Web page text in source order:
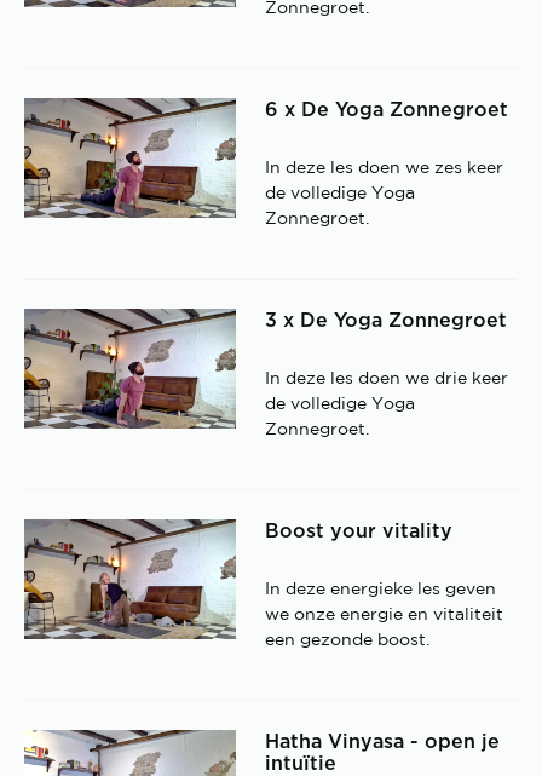
Zonnegroet.
6 x De Yoga Zonnegroet
In deze les doen we zes keer
de volledige Yoga
Zonnegroet.
3 x De Yoga Zonnegroet
In deze les doen we drie keer
de volledige Yoga
Zonnegroet.
Boost your vitality
In deze energieke les geven
we onze energie en vitaliteit
een gezonde boost.
Hatha Vinyasa - open je
intuïtie